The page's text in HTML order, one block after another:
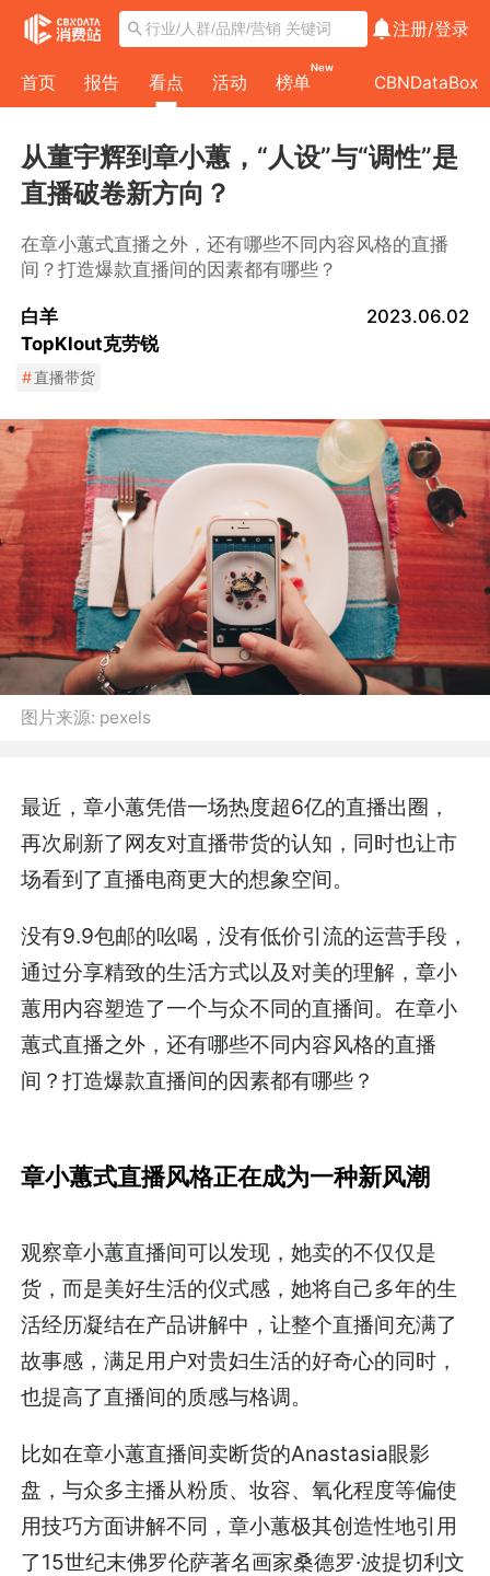
注册/登录
首页 报告 看点 活动 榜单
New
CBNDataBox
从董宇辉到章小蕙，“人设”与“调性”是
直播破卷新方向？
在章小蕙式直播之外，还有哪些不同内容风格的直播
间？打造爆款直播间的因素都有哪些？
白羊
TopKlout克劳锐
2023.06.02
#直播带货
图片来源: pexels
最近，章小蕙凭借一场热度超6亿的直播出圈，
再次刷新了网友对直播带货的认知，同时也让市
场看到了直播电商更大的想象空间。
没有9.9包邮的吆喝，没有低价引流的运营手段，
通过分享精致的生活方式以及对美的理解，章小
蕙用内容塑造了一个与众不同的直播间。在章小
蕙式直播之外，还有哪些不同内容风格的直播
间？打造爆款直播间的因素都有哪些？
章小蕙式直播风格正在成为一种新风潮
观察章小蕙直播间可以发现，她卖的不仅仅是
货，而是美好生活的仪式感，她将自己多年的生
活经历凝结在产品讲解中，让整个直播间充满了
故事感，满足用户对贵妇生活的好奇心的同时，
也提高了直播间的质感与格调。
比如在章小蕙直播间卖断货的Anastasia眼影
盘，与众多主播从粉质、妆容、氧化程度等偏使
用技巧方面讲解不同，章小蕙极其创造性地引用
了15世纪末佛罗伦萨著名画家桑德罗·波提切利文